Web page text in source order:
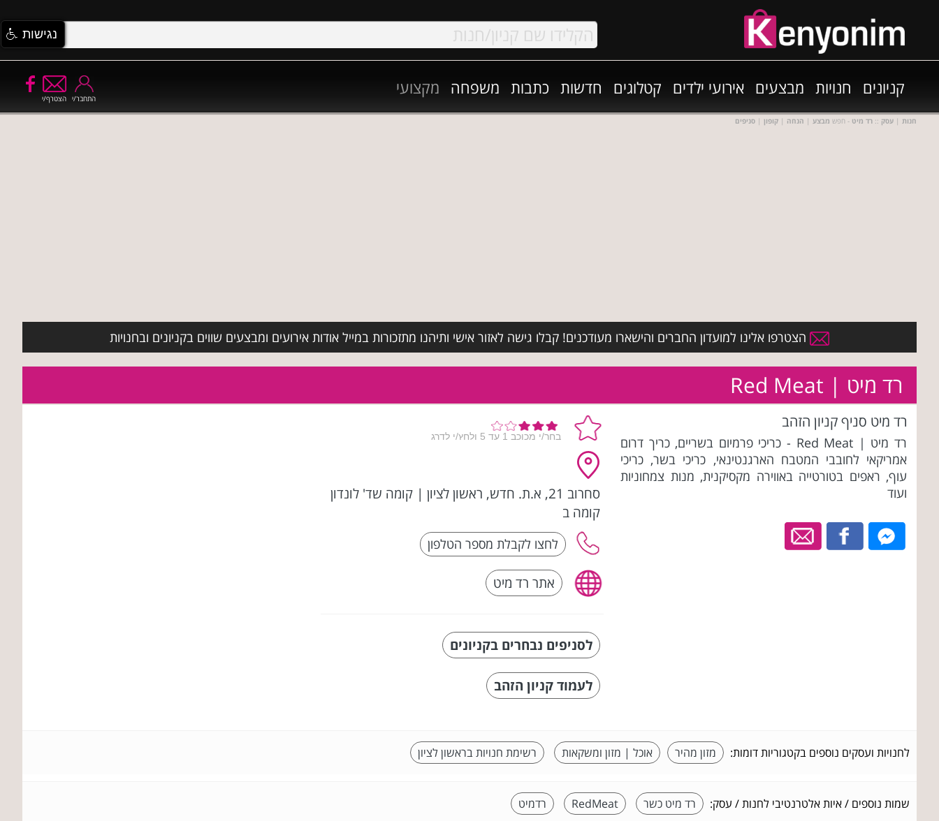
קניונים חנויות מבצעים אירועי ילדים קטלוגים חדשות כתבות משפחה מקצועי
הצטרף/י התחבר/י
חנות | עסק :: רד מיט - חפש מבצע | הנחה | קופון | סניפים
הצטרפו אלינו למועדון החברים והישארו מעודכנים! קבלו גישה לאזור אישי ותיהנו מתזכורות במייל אודות אירועים ומבצעים שווים בקניונים ובחנויות
רד מיט | Red Meat
רד מיט סניף קניון הזהב
רד מיט | Red Meat - כריכי פרמיום בשריים, כריך דרום
אמריקאי לחובבי המטבח הארגנטינאי, כריכי בשר, כריכי
עוף, ראפים בטורטייה באווירה מקסיקנית, מנות צמחוניות
ועוד
סחרוב 21, א.ת. חדש, ראשון לציון | קומה שד' לונדון
קומה ב
אתר רד מיט
לסניפים נבחרים בקניונים
לעמוד קניון הזהב
לחנויות ועסקים נוספים בקטגוריות דומות: מזון מהיר אוכל | מזון ומשקאות רשימת חנויות בראשון לציון
שמות נוספים / איות אלטרנטיבי לחנות / עסק: רד מיט כשר RedMeat רדמיט
נגישות